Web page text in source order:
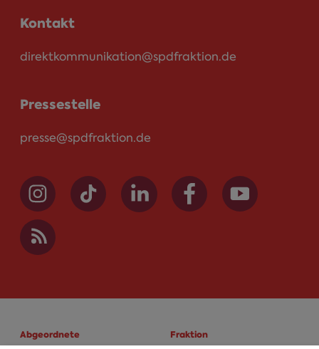
Kontakt
direktkommunikation@spdfraktion.de
Pressestelle
presse@spdfraktion.de
Abgeordnete Fraktion